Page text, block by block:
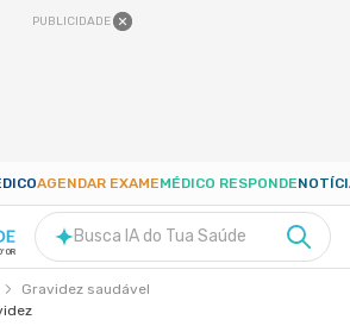
PUBLICIDADE
AGENDAR EXAMEMÉDICO RESPONDE
Busca IA do Tua Saúde
Gravidez saudável